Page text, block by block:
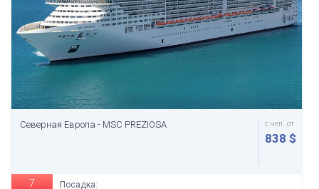
Северная Европа - MSC PREZIOSA с чел. от
838 $
7
Посадка: